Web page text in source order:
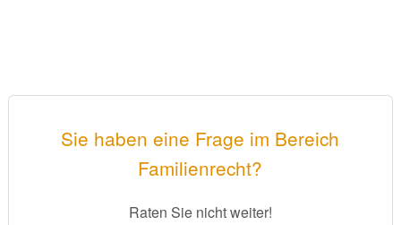
Sie haben eine Frage im Bereich
Familienrecht?
Raten Sie nicht weiter!